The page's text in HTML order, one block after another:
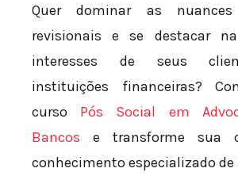
Quer dominar as
revisionais e se destacar
interesses de seus
instituições financeiras?
curso Pós Social em
Bancos e transforme sua
conhecimento especializado